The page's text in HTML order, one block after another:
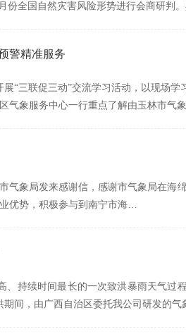
份全国自然灾害风险形势进行会商研判
警精准服务
“三联促三动”交流学习活动，以现场
气象服务中心一行重点了解由玉林市气
气象局发来感谢信，感谢市气象局在海
优势，积极参与到南宁市海…
、持续时间最长的一次致洪暴雨天气过
期间，由广西自治区委托我公司研发的